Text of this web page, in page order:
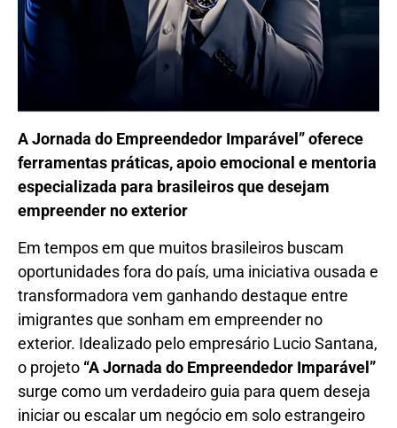
A Jornada do Empreendedor Imparável” oferece
ferramentas práticas, apoio emocional e mentoria
especializada para brasileiros que desejam
empreender no exterior
Em tempos em que muitos brasileiros buscam
oportunidades fora do país, uma iniciativa ousada e
transformadora vem ganhando destaque entre
imigrantes que sonham em empreender no
exterior. Idealizado pelo empresário Lucio Santana,
o projeto “A Jornada do Empreendedor Imparável”
surge como um verdadeiro guia para quem deseja
iniciar ou escalar um negócio em solo estrangeiro